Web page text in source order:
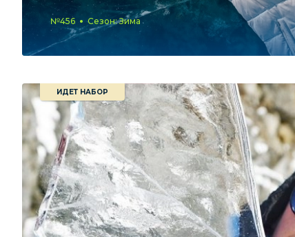
№456 Сезон: Зима
ИДЕТ НАБОР